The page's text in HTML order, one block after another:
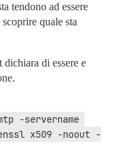
tendono ad essere
quale sta
dichiara di essere e
-servername
x509 -noout -